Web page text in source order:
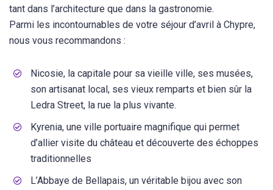
tant dans l’architecture que dans la gastronomie.
Parmi les incontournables de votre séjour d’avril à Chypre,
nous vous recommandons :
Nicosie, la capitale pour sa vieille ville, ses musées,
son artisanat local, ses vieux remparts et bien sûr la
Ledra Street, la rue la plus vivante.
Kyrenia, une ville portuaire magnifique qui permet
d’allier visite du château et découverte des échoppes
traditionnelles
L’Abbaye de Bellapais, un véritable bijou avec son